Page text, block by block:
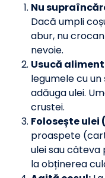
Nu
Dacă umpli
abur, nu
nevoie.
Usucă
legumele cu
adăuga ulei.
crustei.
Folosește ulei
proaspete
ulei sau câteva
la obținerea